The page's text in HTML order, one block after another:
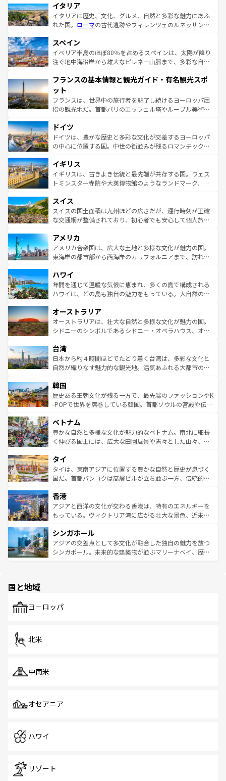
イタリア
イタリアは歴史、文化、グルメ、自然と多彩な魅力にあふ
れた国。 ローマの古代遺跡やフィレンツェのルネッサンス
ろん、トスカーナの美しい田園風景やアマルフィ海岸の絶
景など、自然景観も見逃せない。観光の合間には、本場の
ピザやパスタなど、絶品のイタリア料理を堪能することも
ませてくれるイタリアで、忘れられない旅をしてみよう！
なお、新着のイタリア情報は
しい。
スペイン
イベリア半島のほぼ80％を占めるスペインは、太陽が降り
注ぐ地中海沿岸から雄大なピレネー山脈まで、多彩な自然
文化が根付くこの国では、情熱的なフラメンコ、熱気あふ
れる闘牛、そして美味しいタパスが生活の一部となってい
る。首都マドリードの洗練された雰囲気や、バルセロナの
アートに溢れた街角から、地方では古代ローマ遺跡や中世
せる。地方によって風土や気候が異なるスペインはその個
性で訪れる人を魅了する。 なお、新着のスペイン情報は コ
ンテンツ一覧を参照してほしい。
フランスの基本情報と観光ガイド・有名観光スポ
ット
フランスは、世界中の旅行者を魅了し続けるヨーロッパ屈
指の観光地だ。首都パリのエッフェル塔やルーブル美術館
で、幅広い魅力が詰まっている。華麗な宮殿、歴史的な大
聖堂、美しいビーチ、そして豊かな自然が、訪れる者を心
から魅了する。また、フランスは美食の国としても知ら
いる。シャンパンの発祥地であるランス、プロヴァンスの
香り高いラベンダー畑など、多彩な楽しみ方が可能だ。さ
らに、パリ以外の地域にも魅力が溢れており、どの街角に
れる地方に足を運ぶとそれぞれで全く異なる文化を体験で
きるだろう。 なお、新着のフランス情報はコンテンツ一覧
を参照してほしい。
ドイツ
ドイツは、豊かな歴史と多彩な文化が交差するヨーロッパ
の中心に位置する国。中世の街並みが残るロマンチック街
顔を持つこの国は、どこを歩いても飽きることがない。ベ
ルリンの文化的活気、バイエルン州のアルプスの絶景、そ
してライン川沿いのワイン畑といった風景は必見。ビール
は、お酒好きな人にはぜひ体験してほしい。 なお、新着の
ドイツ情報はコンテンツ一覧を参照してほしい。
イギリス
イギリスは、古きよき伝統と最先端が共存する国。ウェス
トミンスター寺院や大英博物館のようなランドマーク、歴
リアごとに異なる魅力がある。また、優雅なアフタヌーン
ティー、ビール好きにはたまらない英国パブ、サッカー観
戦など、本場だからこそできる体験も豊富。イギリスを旅
ンツ一覧を参照してほしい。
スイス
スイスの国土面積は九州ほどの広さだが、運行時刻が正確
な交通網が整備されており、初心者でも安心して個人旅行
の建物がそのまま残る町や、スイスならではのユニークな
博物館もあり、アルプス観光だけでなく町歩きも満喫する
ことができる。国民の所得が高いため物価も高いが、旅行
ば市内交通費無料で観光を楽しむこともできる。 なお、新
着のスイス情報はコンテンツ一覧 を参照してほしい。
アメリカ
アメリカ合衆国は、広大な土地と多様な文化が魅力の国。
東海岸の都市部から西海岸のカリフォルニアまで、訪れる
のような巨大都市は、観光、ショッピング、エンターテイ
ンメントが詰まった刺激的なスポットだ。一方、アメリカ
西部には大自然が広がり、グランドキャニオンやイエロー
部のニューオーリンズでは、音楽と美食が融合した独特の
文化が魅力。旅行者はアメリカの各地域で異なる魅力を楽
しみながら、その多様性と豊かな歴史を感じることができ
ならではの贅沢な旅のスタイルだ。 なお、新着のアメリカ
情報はコンテンツ一覧を参照してほしい。
ハワイ
年間を通じて温暖な気候に恵まれ、多くの島で構成される
ハワイは、どの島も独自の魅力をもっている。大自然の神
ワイ島は見逃せない。また、定番の観光地といえばオアフ
島だが、静かな自然を求めるならマウイ島やカウアイ島が
おすすめ。エメラルドグリーンに輝く海をはじめ、豊かな
れるおもてなしの心で訪れる人々を迎えてくれるハワイの
人々、おいしいローカルフードやハワイアンミュージッ
ク、伝統的なフラダンスなど、すべてがハワイの魅力を彩
ワイを、存分に味わってほしい。 なお、新着のハワイ情報
はコンテンツ一覧を参照してほしい。
オーストラリア
オーストラリアは、壮大な自然と多様な文化が魅力の国。
シドニーのシンボルであるシドニー・オペラハウス、オー
リアリーフや大陸中央部にそびえるウルル（エアーズロッ
ク）、タスマニアの美しい原生林やケアンズの熱帯雨林な
ど、見どころがたくさん。また、カフェやワイン、オージ
いる。アクティビティも充実しており、サーフィンやダイ
ビング、ハイキングなど、アウトドア好きにはたまらな
い。オーストラリアの多彩な魅力を存分に味わいつくそ
参照してほしい。
台湾
日本から約４時間ほどでたどり着く台湾は、多彩な文化と
自然が織りなす魅力的な観光地。活気あふれる大都市の台
ン）、静ひつな山岳地帯である台湾東部など、都市の喧騒
と山間の静けさが共存しており、訪れる人に新しい発見と
驚きをもたらしてくれる。また、奥深い台湾の食文化も魅
容にもいいと評判のスイーツなど、バラエティ豊かな料理
が味わえる。 なお、新着の台湾情報は コンテンツ一覧を参
照してほしい。
韓国
歴史ある王朝文化が残る一方で、最先端のファッションやK
-POPで世界を席巻している韓国。首都ソウルの宮殿や伝統
き、地方に足を延ばせば四季折々の自然美を楽しむことが
できる。そして、キムチや焼肉、絶品のストリートフード
まで、さまざまな韓国料理が待っている。夜には、韓国な
リティに包まれながら、韓国の多彩な魅力を心ゆくまで味
わってみてほしい。 なお、新着の韓国情報はコンテンツ一
覧を参照してほしい。
ベトナム
豊かな自然と多様な文化が魅力的なベトナム。南北に細長
く伸びる国土には、広大な田園風景や青々とした山々、世
急速な発展と共に伝統が息づく。ハノイの古い町並みやホ
ーチミン市のフランス統治時代の建物も、独特の雰囲気を
醸し出している。また、バラエティの豊かさとおいしさで
とつ。フォーやバインミー、ベトナムコーヒーなどは、ぜ
ひ現地で味わいたい。どの地域を訪れてもあたたかい人々
が旅行者を迎えてくれるので、きっと忘れられない旅にな
参照してほしい。
タイ
タイは、東南アジアに位置する豊かな自然と歴史が息づく
国だ。首都バンコクは高層ビルが立ち並ぶ一方、伝統的な
の活気が交差している。北部ではチェンマイなどの山岳地
帯で自然と触れ合い、南部ではプーケットやクラビの美し
いビーチでリゾート気分を楽しむことができる。タイ料理
激する。気候は一年中温暖で、どの季節にも異なる楽しみ
が待っている。親しみやすいタイの人々、仏教を中心とし
た文化、そして多様な観光資源が、訪れる旅人を魅了し続
香港
アジアと西洋の文化が交わる香港は、特有のエネルギーを
もっている。ヴィクトリア湾に広がる壮大な景色、近未来
み、どこを訪れても感動するはず。観光スポットが密集し
ており、効率よく見どころを回れるのも魅力。息をのむよ
うな絶景から文化的な体験まで、香港を存分に楽しみ尽く
シンガポール
アジアの交差点として多文化が融合した独自の魅力を放つ
シンガポール。未来的な建築物が並ぶマリーナベイ、歴史
で、ホーカーズは地元の風情を楽しめる外せないスポット
国と地域
ヨーロッパ
北米
中南米
オセアニア
ハワイ
リゾート